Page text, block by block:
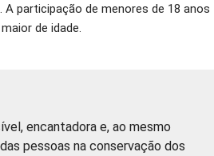
participação de menores de 18 anos
de idade.
encantadora e, ao mesmo
pessoas na conservação dos